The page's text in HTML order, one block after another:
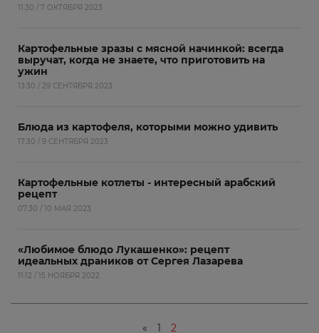
11:30 / 7 ОКТЯБРЯ 2023
Картофельные зразы с мясной начинкой: всегда
выручат, когда не знаете, что приготовить на
ужин
13:30 / 29 СЕНТЯБРЯ 2023
Блюда из картофеля, которыми можно удивить
17:30 / 9 СЕНТЯБРЯ 2023
Картофельные котлеты - интересный арабский
рецепт
07:30 / 10 МАЯ 2023
«Любимое блюдо Лукашенко»: рецепт
идеальных драников от Сергея Лазарева
11:12 / 15 НОЯБРЯ 2022
« 1 2